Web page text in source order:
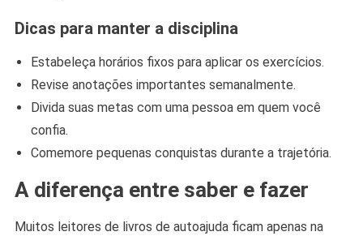
Dicas para manter a disciplina
Estabeleça horários fixos para aplicar os exercícios.
Revise anotações importantes semanalmente.
Divida suas metas com uma pessoa em quem você
confia.
Comemore pequenas conquistas durante a trajetória.
A diferença entre saber e fazer
Muitos leitores de livros de autoajuda ficam apenas na